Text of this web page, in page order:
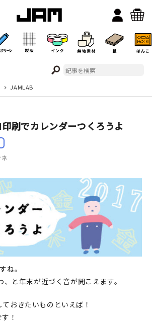
JAMLAB
印刷でカレンダーつくろうよ
ね。
と年末が近づく音が聞こえます。
おきたいものといえば！
！